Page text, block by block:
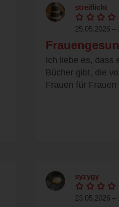
streiflicht
25.05.2026 –
Ich liebe es, dass
Bücher gibt, die
Frauen für
syzygy
23.05.2026 –